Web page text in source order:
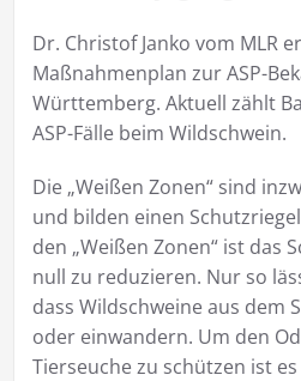
Dr. Christof Janko vom MLR
Maßnahmenplan zur ASP-
Württemberg. Aktuell zählt
ASP-Fälle beim Wildschwein.
Die „Weißen Zonen“ sind
und bilden einen
den „Weißen Zonen“ ist das
null zu reduzieren. Nur so
dass Wildschweine aus dem
oder einwandern. Um den
Tierseuche zu schützen ist